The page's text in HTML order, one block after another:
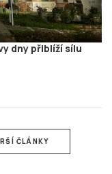
dny přiblíží sílu
ČLÁNKY